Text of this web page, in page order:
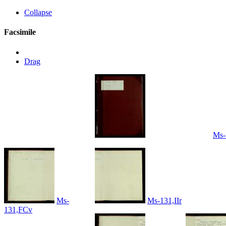
Collapse
Facsimile
Drag
Ms-
131,FCv
Ms-131,IIr